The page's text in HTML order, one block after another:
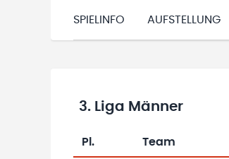
SPIELINFO AUFSTELLUNG
3. Liga Männer
Pl. Team